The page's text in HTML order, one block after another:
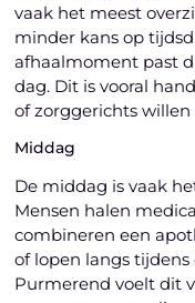
vaak het meest
minder kans op
afhaalmoment past
dag. Dit is vooral
of zorggerichts willen
Middag
De middag is vaak
Mensen halen
combineren een
of lopen langs
Purmerend voelt dit